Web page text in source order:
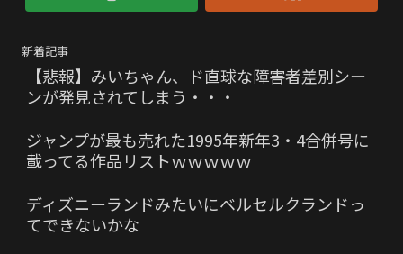
新着記事
【悲報】みいちゃん、ド直球な障害者差別シー
ンが発見されてしまう・・・
ジャンプが最も売れた1995年新年3・4合併号に
載ってる作品リストｗｗｗｗｗ
ディズニーランドみたいにベルセルクランドっ
てできないかな